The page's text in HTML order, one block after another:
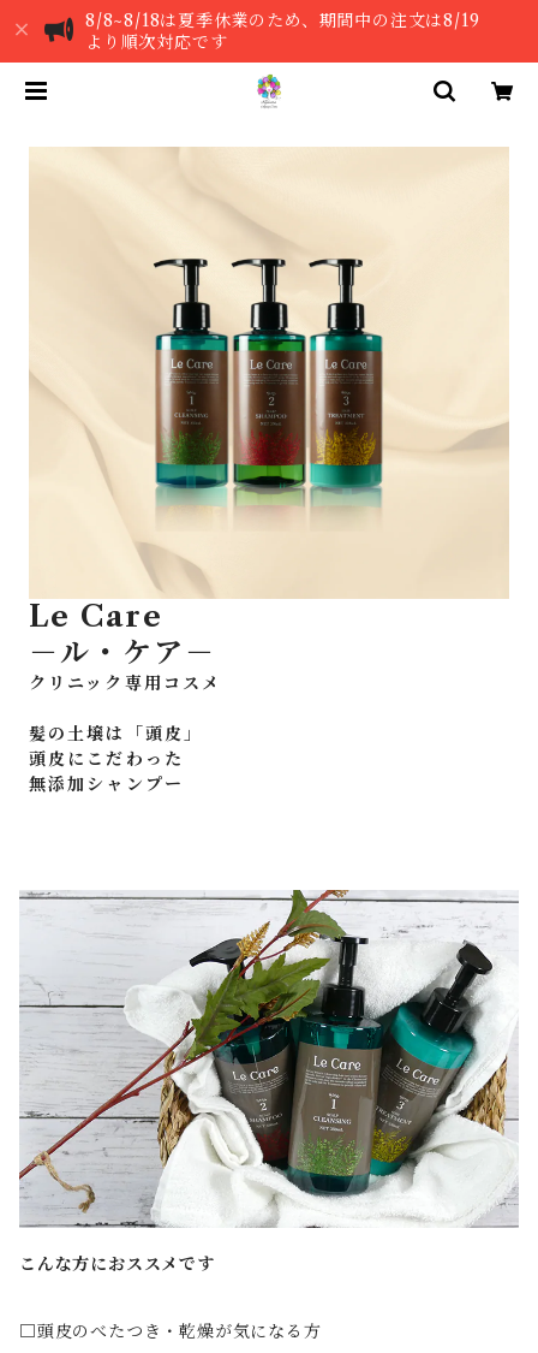
8/8~8/18は夏季休業のため、期間中の注文は8/19
より順次対応です
Le Care
－ル・ケア－
クリニック専用コスメ
髪の土壌は「頭皮」
頭皮にこだわった
無添加シャンプー
こんな方におススメです
□頭皮のべたつき・乾燥が気になる方